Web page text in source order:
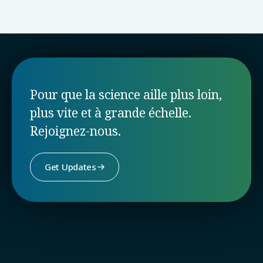
Pour que la science aille plus loin,
plus vite et à grande échelle.
Rejoignez-nous.
Get Updates